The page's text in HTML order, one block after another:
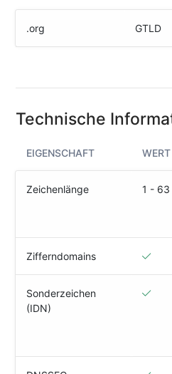
Lookup
HTTP-
Test
HTTP-
Test
Whois
Responsible
Disclosure
WEITERE
Kundencenter
.org GTLD
Technische
EIGENSCHAFT WERT
Zeichenlänge 1 - 63
Zifferndomains
Sonderzeichen
(IDN)